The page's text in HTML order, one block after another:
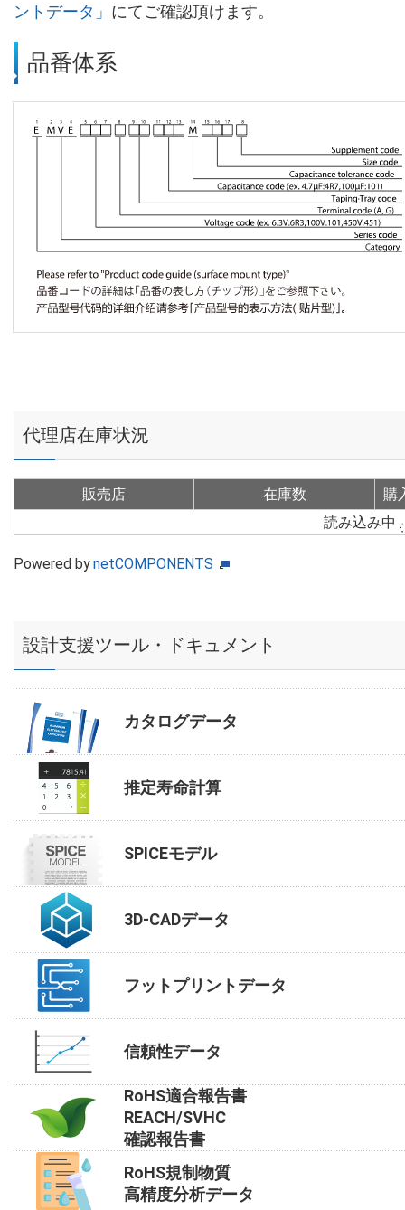
ントデータ」 にてご確認頂けます。
品番体系
代理店在庫状況
販売店 在庫数
購
読み込み中
Powered bynetCOMPONENTS
設計支援ツール・ドキュメント
カタログデータ
推定寿命計算
SPICEモデル
3D-CADデータ
フットプリントデータ
信頼性データ
RoHS適合報告書
REACH/SVHC
確認報告書
RoHS規制物質
高精度分析データ